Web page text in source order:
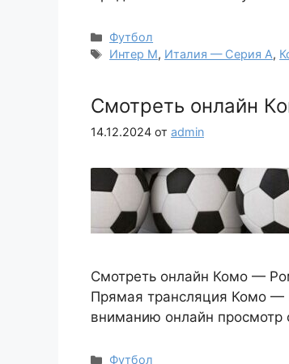
Рубрики
Футбол
Метки
Интер М, Италия — Серия А,
Смотреть онлайн
14.12.2024 от admin
Смотреть онлайн Комо —
Прямая трансляция Комо
вниманию онлайн просмотр
Рубрики
Футбол